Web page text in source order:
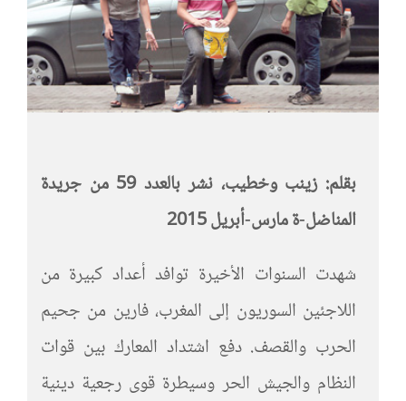
بقلم: زينب وخطيب، نشر بالعدد 59 من جريدة
المناضل-ة مارس-أبريل 2015
شهدت السنوات الأخيرة توافد أعداد كبيرة من
اللاجئين السوريون إلى المغرب، فارين من جحيم
الحرب والقصف. دفع اشتداد المعارك بين قوات
النظام والجيش الحر وسيطرة قوى رجعية دينية